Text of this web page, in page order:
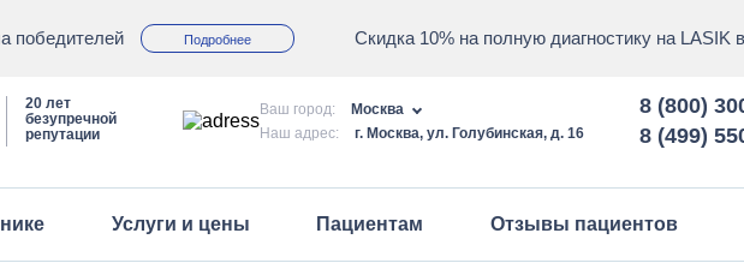
победителей Подробнее Скидка 10% на полную диагностику на LASIK
20 лет
безупречной
репутации
Ваш город:
Москва
Наш адрес:
г. Москва, ул. Голубинская, д. 16
8 (800)
8 (499)
Услуги и цены Пациентам Отзывы пациентов